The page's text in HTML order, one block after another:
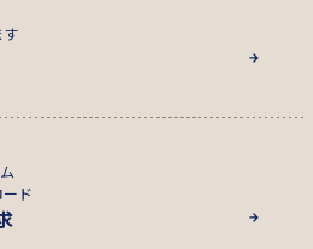
す
ド